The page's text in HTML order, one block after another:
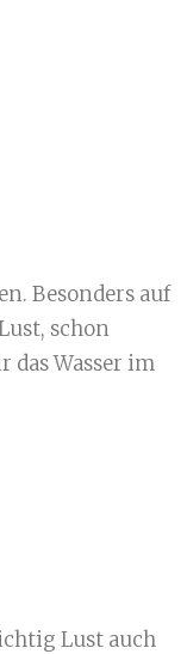
Besonders auf
schon
das Wasser im
Lust auch